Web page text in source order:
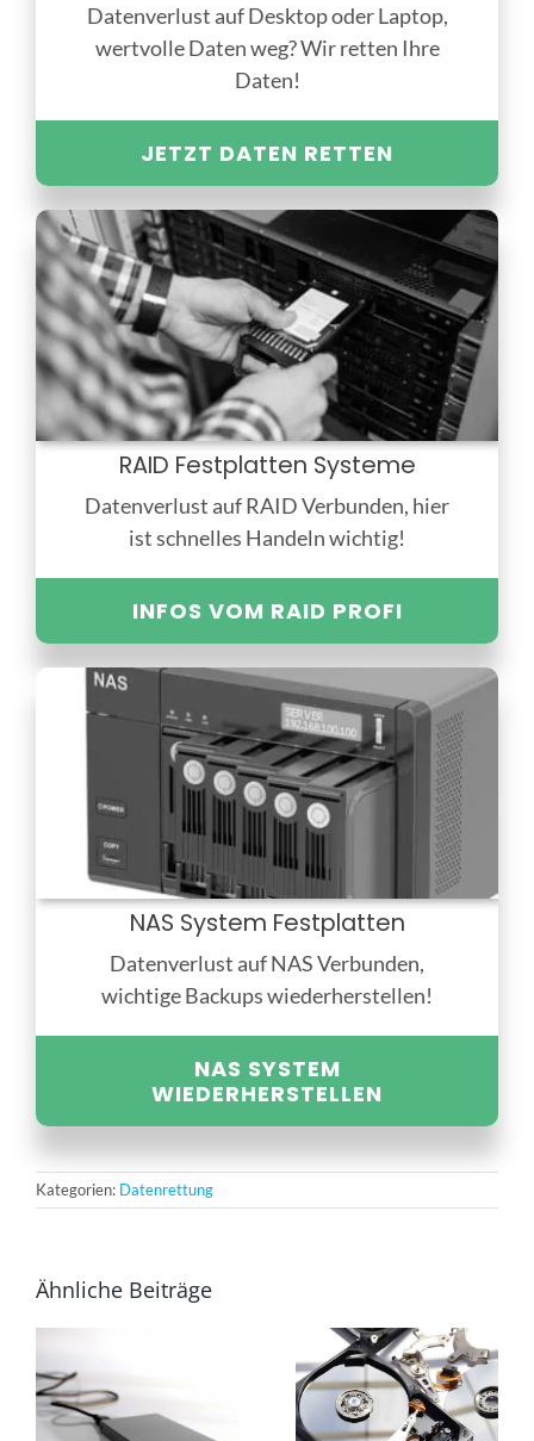
Datenverlust auf Desktop oder Laptop,
wertvolle Daten weg? Wir retten Ihre
Daten!
JETZT DATEN RETTEN
RAID Festplatten Systeme
Datenverlust auf RAID Verbunden, hier
ist schnelles Handeln wichtig!
INFOS VOM RAID PROFI
NAS System Festplatten
Datenverlust auf NAS Verbunden,
wichtige Backups wiederherstellen!
NAS SYSTEM
WIEDERHERSTELLEN
Kategorien: Datenrettung
Ähnliche Beiträge